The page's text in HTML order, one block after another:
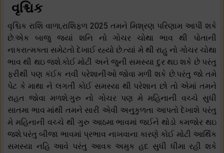
વૃશ્ચિક
વૃશ્ચિક રાશિ વાળા,રાશિફળ 2025 તમને મિશ્રણ પરિણામ આપી શકે
છે.એક બાજુ જ્યાં શનિ નો ગોચર ચોથા ભાવ થી પોતાની
નાકરાત્મક્તા સમેટતો દેખાઈ રહ્યો છે.ત્યાં મે થી રાહુ નો ગોચર ચોથા
ભાવ થી થઇ જશે.કોઈ મોટી અને જુની સમસ્યા દુર થઇ શકે છે પરંતુ
ફરીથી પણ કંઈક નવી પરેશાનીઓ જોવા મળી શકે છે.પરંતુ જો તમે
પેટ કે માથા ને લગતી કોઈ સમસ્યા થી પરેશાન છો તો એમાં તમને
રાહત જોવા મળશે.ગુરુ નો ગોચર પણ મે મહિનાની વચ્ચે સુધી
સાતમા ભાવ માંથી તમને સારી એવી અનુકુળતા આપતો દેખાશે પરંતુ
મે મહિનાની વચ્ચે થી ગુરુ આઠમા ભાવમાં જઈને થોડો કમજોર થઇ
જશે.પરંતુ બીજા ભાવમાં પ્રભાવ નાખવાના કારણે કોઈ મોટી આર્થિક
સમસ્યા નહિ આવે પરંતુ આવક અમુક હદ સુધી ધીમા રહી શકે